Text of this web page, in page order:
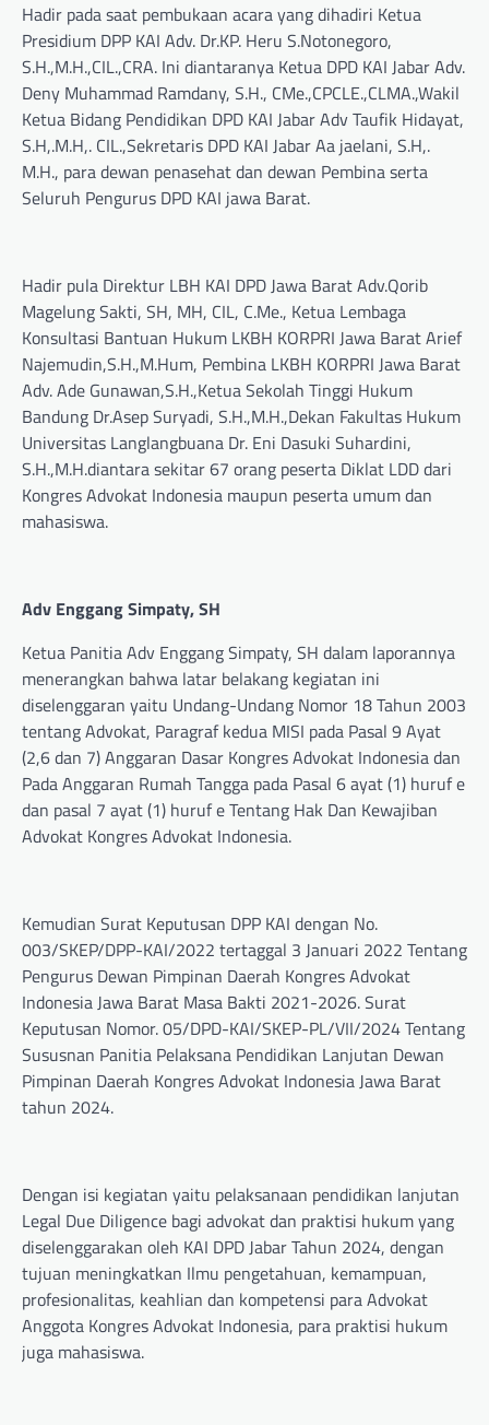
Hadir pada saat pembukaan acara yang dihadiri Ketua
Presidium DPP KAI Adv. Dr.KP. Heru S.Notonegoro,
S.H.,M.H.,CIL.,CRA. Ini diantaranya Ketua DPD KAI Jabar Adv.
Deny Muhammad Ramdany, S.H., CMe.,CPCLE.,CLMA.,Wakil
Ketua Bidang Pendidikan DPD KAI Jabar Adv Taufik Hidayat,
S.H,.M.H,. CIL.,Sekretaris DPD KAI Jabar Aa jaelani, S.H,.
M.H., para dewan penasehat dan dewan Pembina serta
Seluruh Pengurus DPD KAI jawa Barat.
Hadir pula Direktur LBH KAI DPD Jawa Barat Adv.Qorib
Magelung Sakti, SH, MH, CIL, C.Me., Ketua Lembaga
Konsultasi Bantuan Hukum LKBH KORPRI Jawa Barat Arief
Najemudin,S.H.,M.Hum, Pembina LKBH KORPRI Jawa Barat
Adv. Ade Gunawan,S.H.,Ketua Sekolah Tinggi Hukum
Bandung Dr.Asep Suryadi, S.H.,M.H.,Dekan Fakultas Hukum
Universitas Langlangbuana Dr. Eni Dasuki Suhardini,
S.H.,M.H.diantara sekitar 67 orang peserta Diklat LDD dari
Kongres Advokat Indonesia maupun peserta umum dan
mahasiswa.
Adv Enggang Simpaty, SH
Ketua Panitia Adv Enggang Simpaty, SH dalam laporannya
menerangkan bahwa latar belakang kegiatan ini
diselenggaran yaitu Undang-Undang Nomor 18 Tahun 2003
tentang Advokat, Paragraf kedua MISI pada Pasal 9 Ayat
(2,6 dan 7) Anggaran Dasar Kongres Advokat Indonesia dan
Pada Anggaran Rumah Tangga pada Pasal 6 ayat (1) huruf e
dan pasal 7 ayat (1) huruf e Tentang Hak Dan Kewajiban
Advokat Kongres Advokat Indonesia.
Kemudian Surat Keputusan DPP KAI dengan No.
003/SKEP/DPP-KAI/2022 tertaggal 3 Januari 2022 Tentang
Pengurus Dewan Pimpinan Daerah Kongres Advokat
Indonesia Jawa Barat Masa Bakti 2021-2026. Surat
Keputusan Nomor. 05/DPD-KAI/SKEP-PL/VII/2024 Tentang
Sususnan Panitia Pelaksana Pendidikan Lanjutan Dewan
Pimpinan Daerah Kongres Advokat Indonesia Jawa Barat
tahun 2024.
Dengan isi kegiatan yaitu pelaksanaan pendidikan lanjutan
Legal Due Diligence bagi advokat dan praktisi hukum yang
diselenggarakan oleh KAI DPD Jabar Tahun 2024, dengan
tujuan meningkatkan Ilmu pengetahuan, kemampuan,
profesionalitas, keahlian dan kompetensi para Advokat
Anggota Kongres Advokat Indonesia, para praktisi hukum
juga mahasiswa.